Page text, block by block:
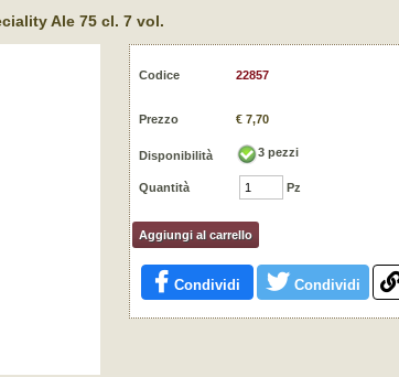
Ale 75 cl. 7 vol.
Codice 22857
Prezzo € 7,70
Disponibilità 3 pezzi
Quantità Pz
Aggiungi al carrello
Condividi Condividi